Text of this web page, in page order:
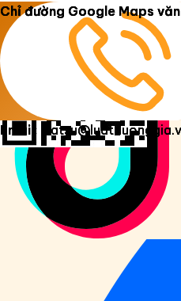
Copyright 2026 ©